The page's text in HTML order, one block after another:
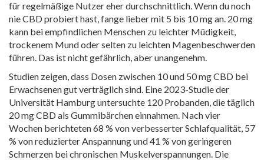
für regelmäßige Nutzer eher durchschnittlich. Wenn du noch
nie CBD probiert hast, fange lieber mit 5 bis 10 mg an. 20 mg
kann bei empfindlichen Menschen zu leichter Müdigkeit,
trockenem Mund oder selten zu leichten Magenbeschwerden
führen. Das ist nicht gefährlich, aber unangenehm.
Studien zeigen, dass Dosen zwischen 10 und 50 mg CBD bei
Erwachsenen gut verträglich sind. Eine 2023-Studie der
Universität Hamburg untersuchte 120 Probanden, die täglich
20 mg CBD als Gummibärchen einnahmen. Nach vier
Wochen berichteten 68 % von verbesserter Schlafqualität, 57
% von reduzierter Anspannung und 41 % von geringeren
Schmerzen bei chronischen Muskelverspannungen. Die